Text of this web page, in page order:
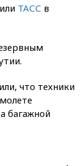
ТАСС в
что техники
багажной